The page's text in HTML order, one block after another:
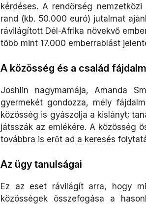
kérdéses. A rendőrség
rand (kb. 50.000 euró) jutalmat
rávilágított Dél-Afrika növekvő
több mint 17.000 emberrablást
A közösség és a család
Joshlin nagymamája, Amanda
gyermekét gondozza, mély
közösség is gyászolja a kislányt;
játsszák az emlékére. A közösség
továbbra is erőt ad a keresés
Az ügy tanulságai
Ez az eset rávilágít arra, hogy
közösségek összefogása a